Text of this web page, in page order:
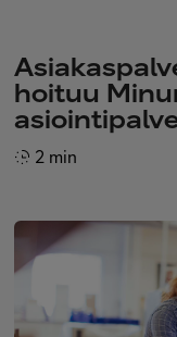
IT-palvelut
Minun Telia
hoituu
2 min